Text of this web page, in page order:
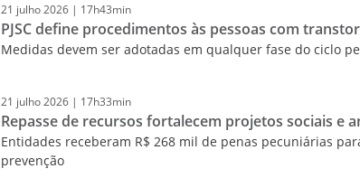
21 julho2026 | 17h43min
PJSC define procedimentos às pessoas com
Medidas devem ser adotadas em qualquer fase do ciclo
21 julho2026 | 17h33min
Repasse de recursos fortalecem projetos sociais e
Entidades receberam R$ 268 mil de penas pecuniárias
prevenção